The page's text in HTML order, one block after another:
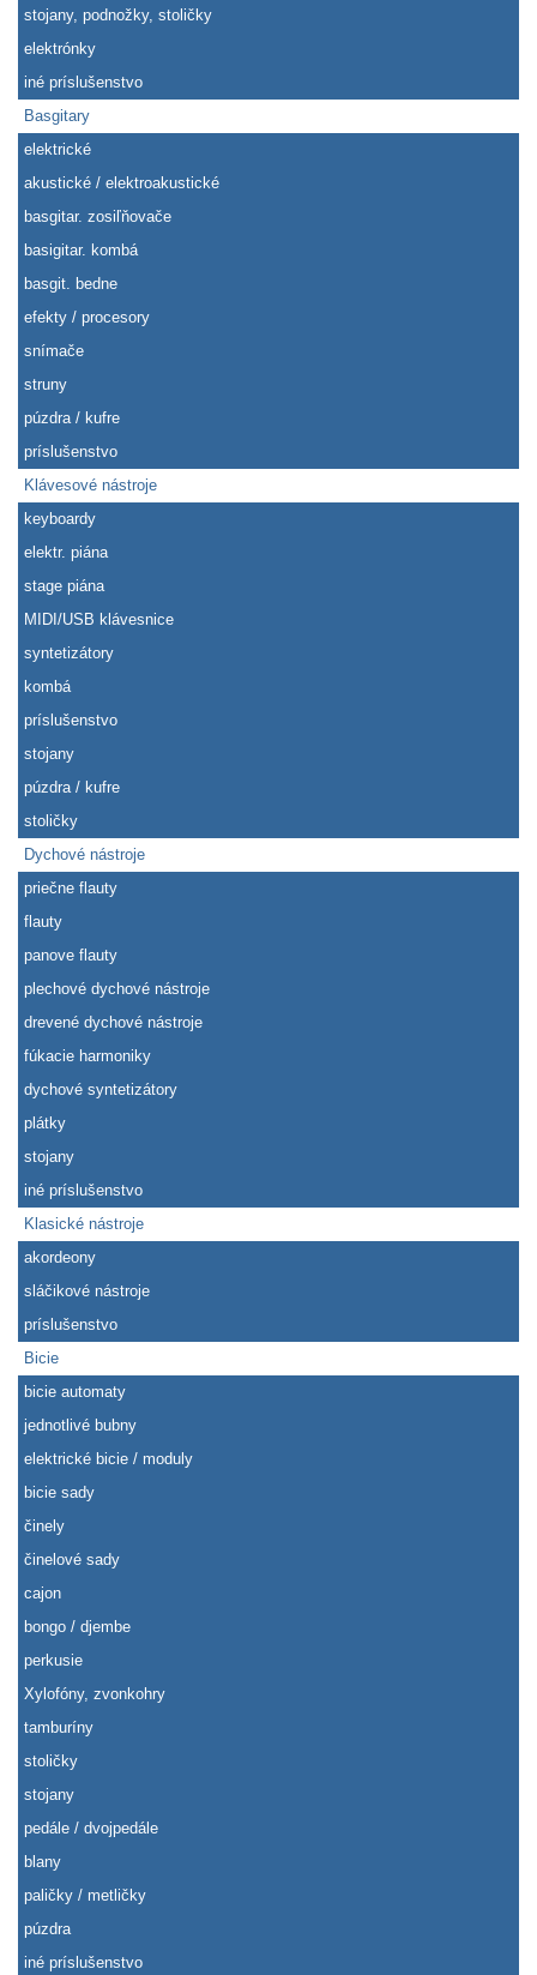
stojany, podnožky, stoličky
elektrónky
iné príslušenstvo
Basgitary
elektrické
akustické / elektroakustické
basgitar. zosiľňovače
basigitar. kombá
basgit. bedne
efekty / procesory
snímače
struny
púzdra / kufre
príslušenstvo
Klávesové nástroje
keyboardy
elektr. piána
stage piána
MIDI/USB klávesnice
syntetizátory
kombá
príslušenstvo
stojany
púzdra / kufre
stoličky
Dychové nástroje
priečne flauty
flauty
panove flauty
plechové dychové nástroje
drevené dychové nástroje
fúkacie harmoniky
dychové syntetizátory
plátky
stojany
iné príslušenstvo
Klasické nástroje
akordeony
sláčikové nástroje
príslušenstvo
Bicie
bicie automaty
jednotlivé bubny
elektrické bicie / moduly
bicie sady
činely
činelové sady
cajon
bongo / djembe
perkusie
Xylofóny, zvonkohry
tamburíny
stoličky
stojany
pedále / dvojpedále
blany
paličky / metličky
púzdra
iné príslušenstvo